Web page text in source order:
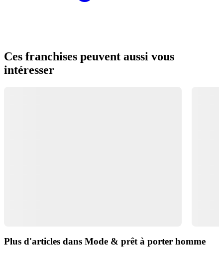
Ces franchises peuvent aussi vous
intéresser
Plus d'articles dans Mode & prêt à porter homme